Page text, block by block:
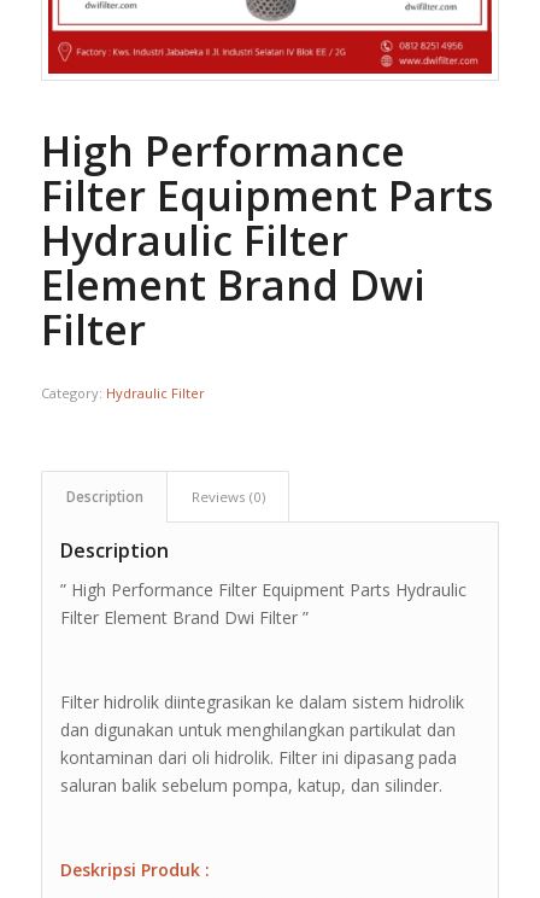
High Performance
Filter Equipment Parts
Hydraulic Filter
Element Brand Dwi
Filter
Category: Hydraulic Filter
Description Reviews (0)
Description
” High Performance Filter Equipment Parts Hydraulic
Filter Element Brand Dwi Filter ”
Filter hidrolik diintegrasikan ke dalam sistem hidrolik
dan digunakan untuk menghilangkan partikulat dan
kontaminan dari oli hidrolik. Filter ini dipasang pada
saluran balik sebelum pompa, katup, dan silinder.
Deskripsi Produk :